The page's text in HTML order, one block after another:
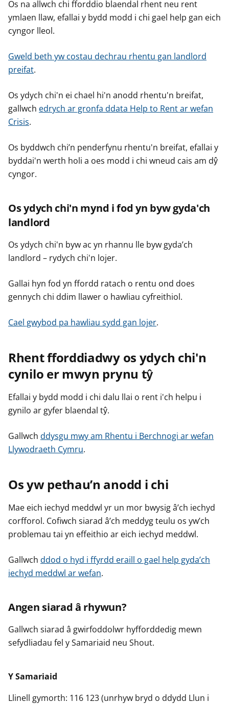
Os na allwch chi fforddio blaendal rhent neu rent
ymlaen llaw, efallai y bydd modd i chi gael help gan eich
cyngor lleol.
Gweld beth yw costau dechrau rhentu gan landlord
preifat.
Os ydych chi'n ei chael hi'n anodd rhentu'n breifat,
gallwch edrych ar gronfa ddata Help to Rent ar wefan
Crisis.
Os byddwch chi’n penderfynu rhentu'n breifat, efallai y
byddai'n werth holi a oes modd i chi wneud cais am dŷ
cyngor.
Os ydych chi'n mynd i fod yn byw gyda'ch
landlord
Os ydych chi'n byw ac yn rhannu lle byw gyda’ch
landlord – rydych chi'n lojer.
Gallai hyn fod yn ffordd ratach o rentu ond does
gennych chi ddim llawer o hawliau cyfreithiol.
Cael gwybod pa hawliau sydd gan lojer.
Rhent fforddiadwy os ydych chi'n
cynilo er mwyn prynu tŷ
Efallai y bydd modd i chi dalu llai o rent i'ch helpu i
gynilo ar gyfer blaendal tŷ.
Gallwch ddysgu mwy am Rhentu i Berchnogi ar wefan
Llywodraeth Cymru.
Os yw pethau’n anodd i chi
Mae eich iechyd meddwl yr un mor bwysig â’ch iechyd
corfforol. Cofiwch siarad â’ch meddyg teulu os yw’ch
problemau tai yn effeithio ar eich iechyd meddwl.
Gallwch ddod o hyd i ffyrdd eraill o gael help gyda’ch
iechyd meddwl ar wefan.
Angen siarad â rhywun?
Gallwch siarad â gwirfoddolwr hyfforddedig mewn
sefydliadau fel y Samariaid neu Shout.
Y Samariaid
Llinell gymorth: 116 123 (unrhyw bryd o ddydd Llun i